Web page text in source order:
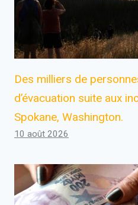
Des milliers de
d’évacuation suite aux
Spokane, Washington.
10 août 2026